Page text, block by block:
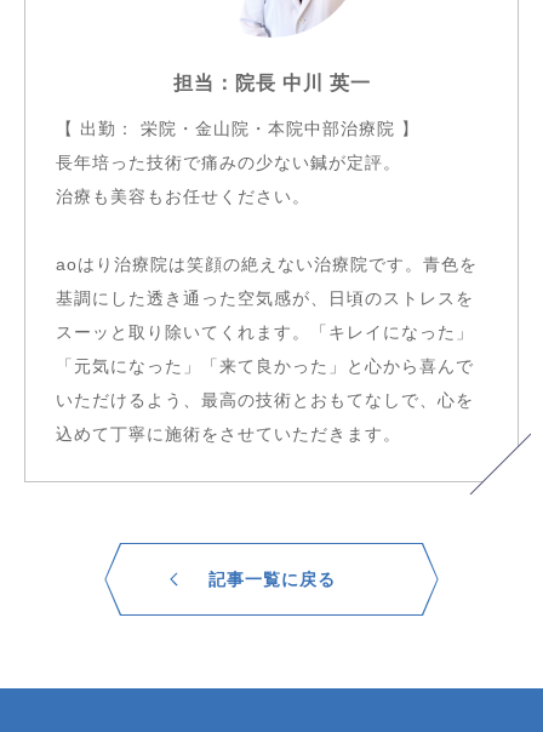
担当：院長 中川 英一
【 出勤： 栄院・金山院・本院中部治療院 】
長年培った技術で痛みの少ない鍼が定評。
治療も美容もお任せください。
aoはり治療院は笑顔の絶えない治療院です。青色を
基調にした透き通った空気感が、日頃のストレスを
スーッと取り除いてくれます。「キレイになった」
「元気になった」「来て良かった」と心から喜んで
いただけるよう、最高の技術とおもてなしで、心を
込めて丁寧に施術をさせていただきます。
記事一覧に戻る